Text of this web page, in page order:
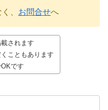
、 お問合せへ
されます
こともあります
です